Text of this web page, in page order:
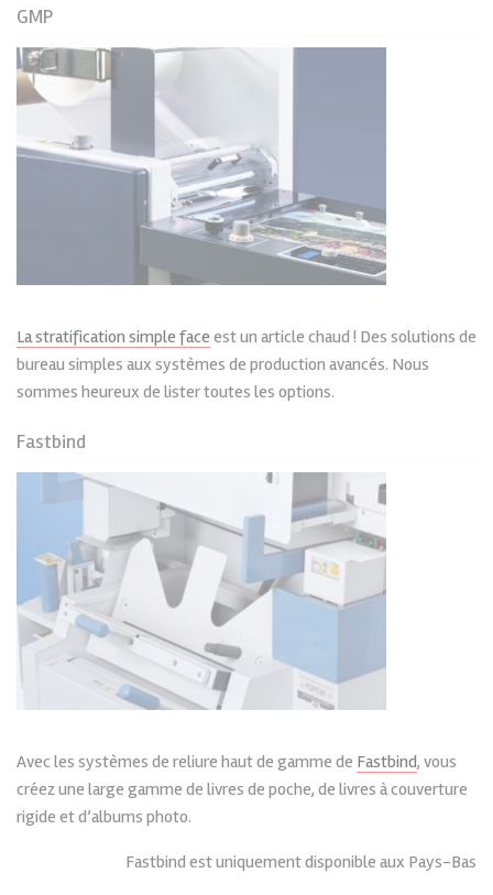
GMP
La stratification simple face est un article chaud ! Des solutions de
bureau simples aux systèmes de production avancés. Nous
sommes heureux de lister toutes les options.
Fastbind
Avec les systèmes de reliure haut de gamme de Fastbind, vous
créez une large gamme de livres de poche, de livres à couverture
rigide et d’albums photo.
Fastbind est uniquement disponible aux Pays-Bas